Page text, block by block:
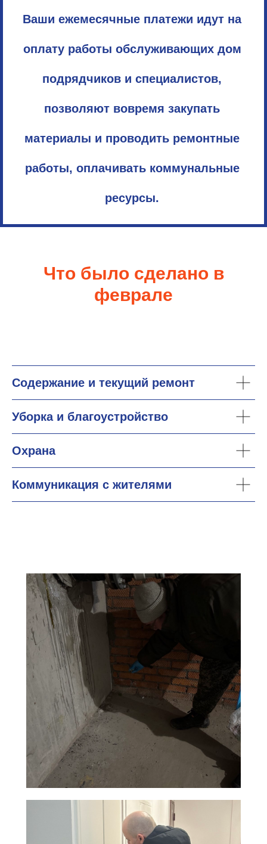
Ваши ежемесячные платежи идут на
оплату работы обслуживающих дом
подрядчиков и специалистов,
позволяют вовремя закупать
материалы и проводить ремонтные
работы, оплачивать коммунальные
ресурсы.
Что было сделано в
феврале
Содержание и текущий ремонт
Уборка и благоустройство
Охрана
Коммуникация с жителями